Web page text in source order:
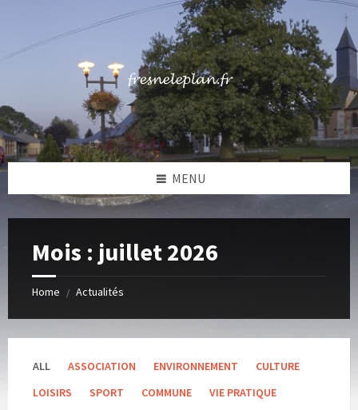
MENU
Mois : juillet 2026
Home / Actualités
ALL ASSOCIATION ENVIRONNEMENT
CULTURE
LOISIRS
SPORT COMMUNE VIE PRATIQUE